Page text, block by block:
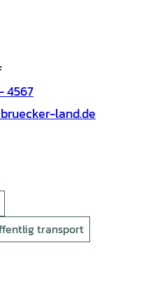
4567
land.de
transport